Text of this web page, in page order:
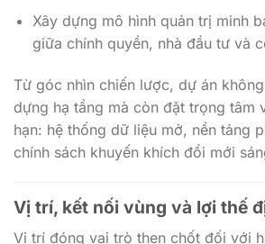
Xây dựng mô hình quản trị minh
giữa chính quyền, nhà đầu tư và
Từ góc nhìn chiến lược, dự án
dựng hạ tầng mà còn đặt trọng tâm
hạn: hệ thống dữ liệu mở, nền tảng
chính sách khuyến khích đổi mới
Vị trí, kết nối vùng và lợi thế
Vị trí đóng vai trò then chốt đối với